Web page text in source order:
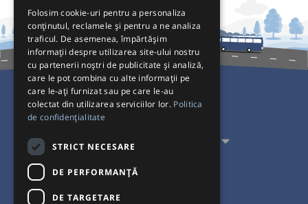
Pentru Călători
Pentru Transportatori
Interacționăm
Folosim cookie-uri pentru a personaliza
conținutul, reclamele și pentru a ne analiza
traficul. De asemenea, împărtășim
informații despre utilizarea site-ului nostru
cu partenerii noștri de publicitate și analiză,
care le pot combina cu alte informații pe
care le-ați furnizat sau pe care le-au
colectat din utilizarea serviciilor lor. Politica
de confidențialitate
STRICT NECESARE
DE PERFORMANȚĂ
DE TARGETARE